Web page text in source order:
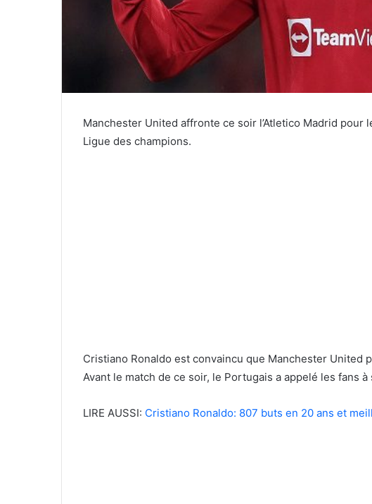
Manchester United affronte ce soir l’Atletico Madrid
Ligue des champions.
Cristiano Ronaldo est convaincu que Manchester United
Avant le match de ce soir, le Portugais a appelé les fans à
LIRE AUSSI: Cristiano Ronaldo: 807 buts en 20 ans et